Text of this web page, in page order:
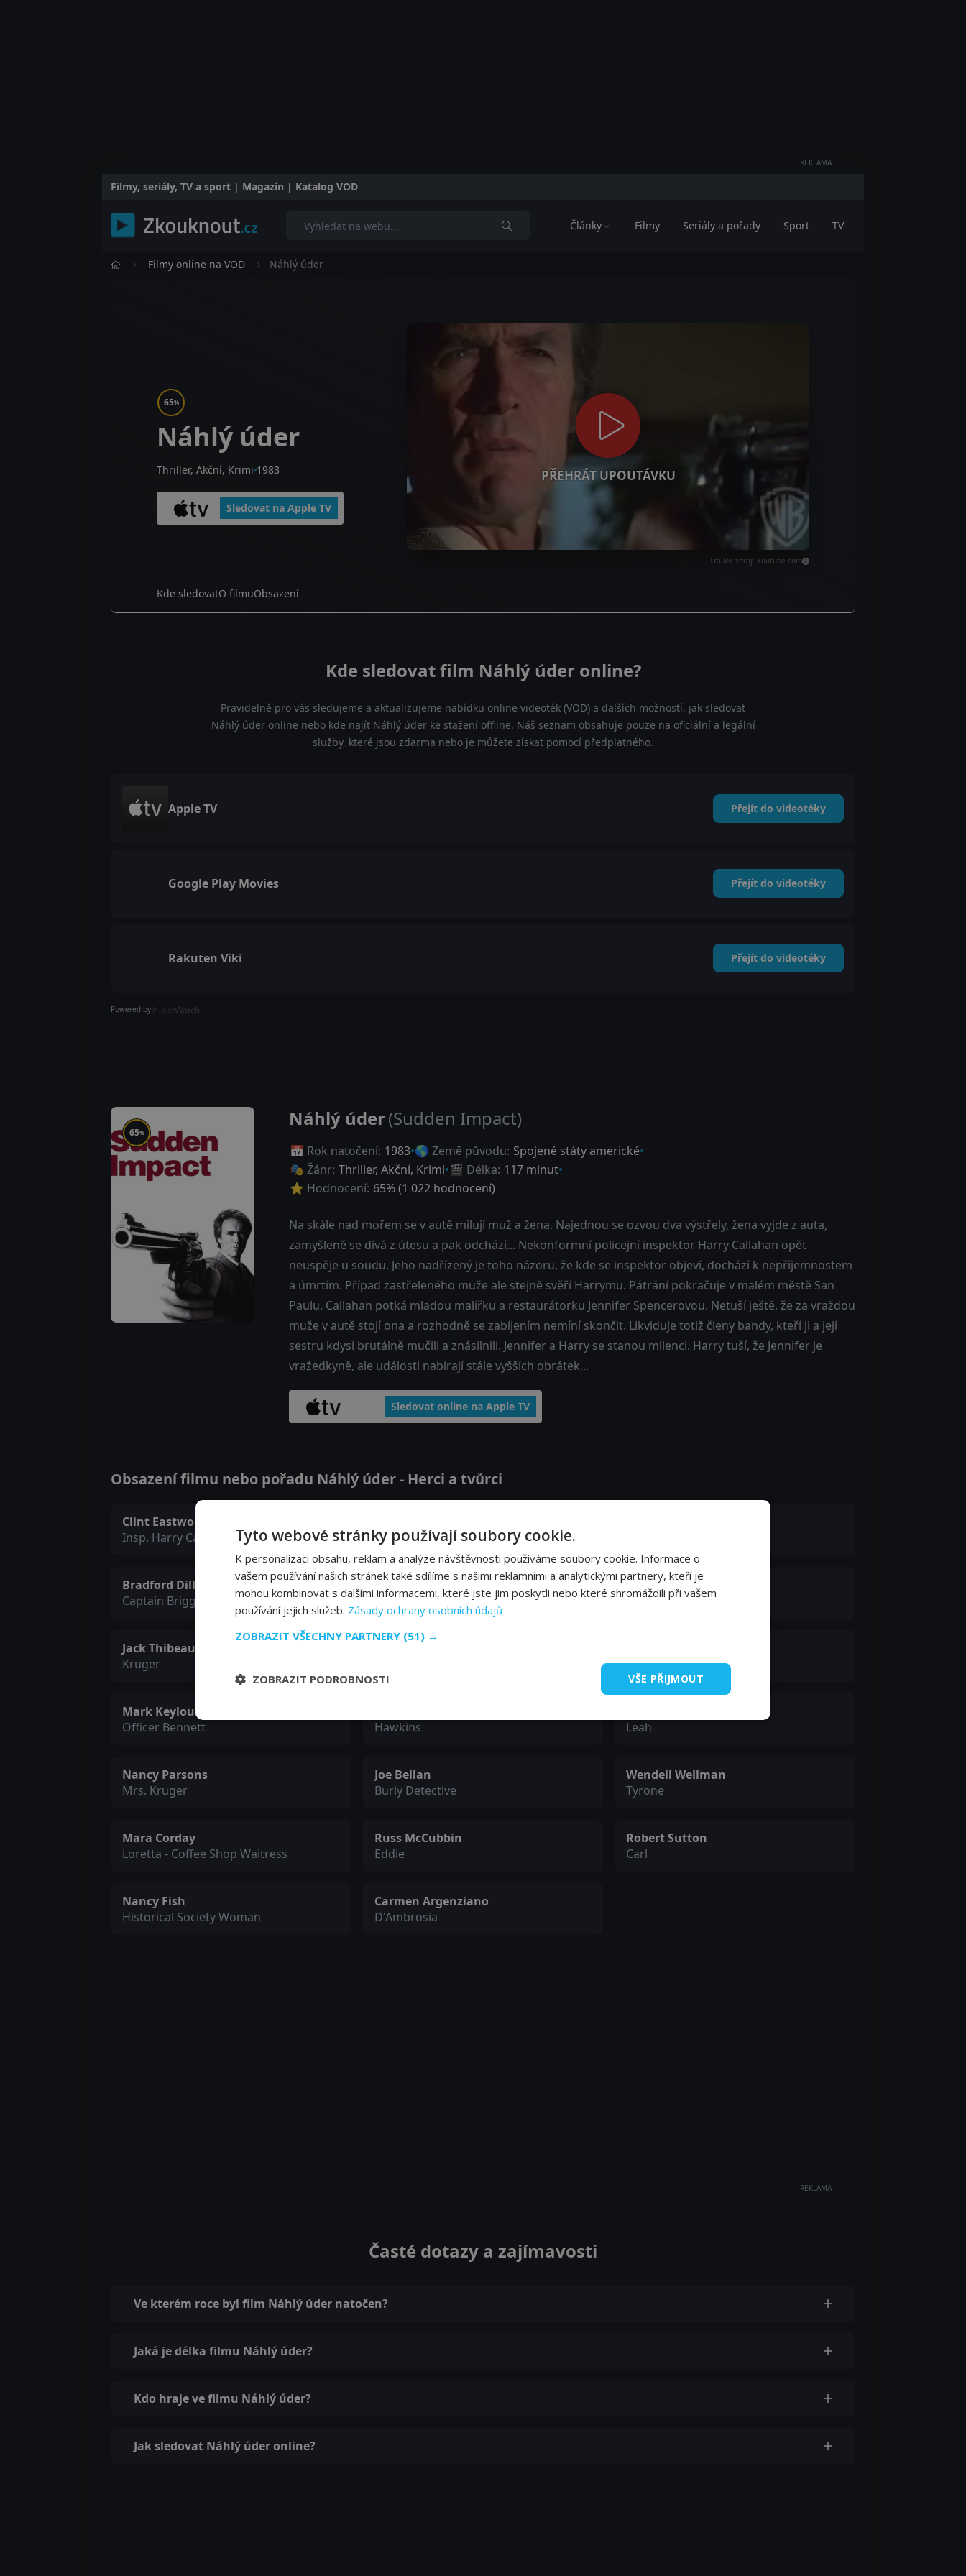
REKLAMA
Filmy, seriály, TV a sport | Magazín | Katalog VOD
Články Filmy Seriály a pořady Sport TV
Filmy online na VOD Náhlý úder
PŘEHRÁT UPOUTÁVKU
Trailer, zdroj: Youtube.com
65%
Náhlý úder
Thriller, Akční, Krimi 1983
Sledovat na Apple TV
Kde sledovatO filmuObsazení
Kde sledovat film Náhlý úder online?
Pravidelně pro vás sledujeme a aktualizujeme nabídku online videoték (VOD) a dalších možností, jak sledovat
Náhlý úder online nebo kde najít Náhlý úder ke stažení offline. Náš seznam obsahuje pouze na oficiální a legální
služby, které jsou zdarma nebo je můžete získat pomocí předplatného.
Apple TV Přejít do videotéky
Google Play Movies Přejít do videotéky
Rakuten Viki Přejít do videotéky
Powered by
65%
Náhlý úder(Sudden Impact)
📅 Rok natočení: 1983 🌎 Země původu: Spojené státy americké
🎭 Žánr: Thriller, Akční, Krimi 🎬 Délka: 117 minut
⭐ Hodnocení: 65% (1 022 hodnocení)
Na skále nad mořem se v autě milují muž a žena. Najednou se ozvou dva výstřely, žena vyjde z auta,
zamyšleně se dívá z útesu a pak odchází... Nekonformní policejní inspektor Harry Callahan opět
neuspěje u soudu. Jeho nadřízený je toho názoru, že kde se inspektor objeví, dochází k nepříjemnostem
a úmrtím. Případ zastřeleného muže ale stejně svěří Harrymu. Pátrání pokračuje v malém městě San
Paulu. Callahan potká mladou malířku a restaurátorku Jennifer Spencerovou. Netuší ještě, že za vraždou
muže v autě stojí ona a rozhodně se zabíjením nemíní skončit. Likviduje totiž členy bandy, kteří ji a její
sestru kdysi brutálně mučili a znásilnili. Jennifer a Harry se stanou milenci. Harry tuší, že Jennifer je
vražedkyně, ale události nabírají stále vyšších obrátek...
Sledovat online na Apple TV
Obsazení filmu nebo pořadu Náhlý úder - Herci a tvůrci
Clint Eastwood
Insp. Harry Callahan
Jennifer Spencer
Bradford Dillman
Captain Briggs
Paul Drake
Mick
Audrie Neenan
Ray Parkins
Jack Thibeau
Kruger
Horace King
Mark Keyloun
Officer Bennett
Hawkins
Leah
Nancy Parsons
Mrs. Kruger
Joe Bellan
Burly Detective
Wendell Wellman
Tyrone
Mara Corday
Loretta - Coffee Shop Waitress
Russ McCubbin
Eddie
Robert Sutton
Carl
Nancy Fish
Historical Society Woman
Carmen Argenziano
D'Ambrosia
REKLAMA
Časté dotazy a zajímavosti
Ve kterém roce byl film Náhlý úder natočen?
Jaká je délka filmu Náhlý úder?
Kdo hraje ve filmu Náhlý úder?
Jak sledovat Náhlý úder online?
Tyto webové stránky používají soubory cookie.
K personalizaci obsahu, reklam a analýze návštěvnosti používáme soubory cookie. Informace o
vašem používání našich stránek také sdílíme s našimi reklamními a analytickými partnery, kteří je
mohou kombinovat s dalšími informacemi, které jste jim poskytli nebo které shromáždili při vašem
používání jejich služeb. Zásady ochrany osobních údajů
ZOBRAZIT VŠECHNY PARTNERY (51) →
VŠE PŘIJMOUT
ZOBRAZIT PODROBNOSTI